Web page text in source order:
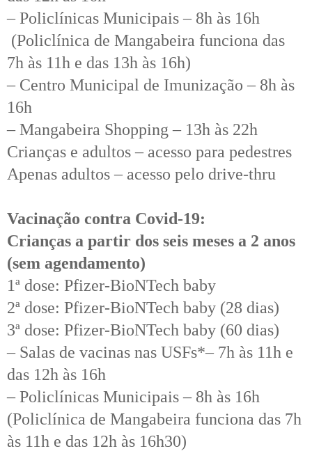
– Policlínicas Municipais – 8h às 16h
(Policlínica de Mangabeira funciona das
7h às 11h e das 13h às 16h)
– Centro Municipal de Imunização – 8h às
16h
– Mangabeira Shopping – 13h às 22h
Crianças e adultos – acesso para pedestres
Apenas adultos – acesso pelo drive-thru
Vacinação contra Covid-19:
Crianças a partir dos seis meses a 2 anos
(sem agendamento)
1ª dose: Pfizer-BioNTech baby
2ª dose: Pfizer-BioNTech baby (28 dias)
3ª dose: Pfizer-BioNTech baby (60 dias)
– Salas de vacinas nas USFs*– 7h às 11h e
das 12h às 16h
– Policlínicas Municipais – 8h às 16h
(Policlínica de Mangabeira funciona das 7h
às 11h e das 12h às 16h30)